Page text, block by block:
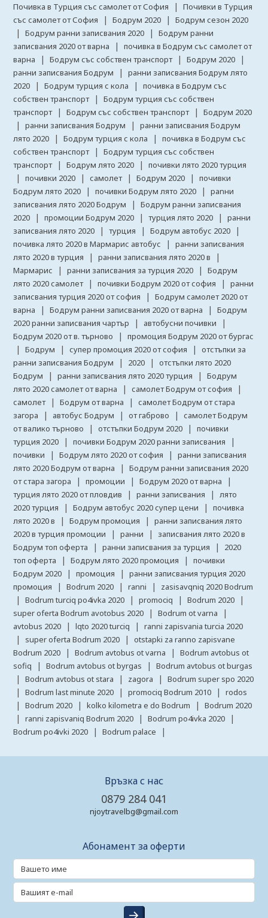
Почивка в Турция със самолет от София |Почивки в Турция
със самолет от София
|Бодрум 2020 |Бодрум сезон 2020
|Бодрум ранни записвания 2020 |Бодрум ранни
записвания 2020 от варна
|почивка в Бодрум със самолет от
варна
|Бодрум със собствен транспорт|Бодрум 2020 |
ранни записвания Бодрум |ранни записвания Бодрум лято
2020 |Бодрум турция с кола |почивка в Бодрум със
собствен транспорт|Бодрум турция със собствен
транспорт|Бодрум със собствен транспорт|Бодрум 2020
|ранни записвания Бодрум |ранни записвания Бодрум
лято 2020 |Бодрум турция с кола |почивка в Бодрум със
собствен транспорт|Бодрум турция със собствен
транспорт|Бодрум лято 2020 |почивки лято 2020 турция
|почивки 2020 |самолет|Бодрум 2020 |почивки
Бодрум лятo 2020 |почивки Бодрум лято 2020 |раnни
записвания лято 2020 Бодрум
|Бодрум ранни записвания
2020 |промоции Бодрум 2020 |турция лято 2020 |ранни
записвания лято 2020 |турция |Бодрум автобус 2020 |
почивка лято 2020 в Мармарис автобус |ранни записвания
лято 2020 в турция
|ранни записвания лято 2020 в |
Мармарис |ранни записвания за турция 2020 |Бодрум
лято 2020 самолет|почивки Бодрум 2020 от софия |ранни
записвания турция 2020 от софия
|Бодрум самолет 2020 от
варна
|Бодрум ранни записвания 2020 от варна |Бодрум
2020 ранни записвания чартър
| автобусни почивки |
Бодрум 2020 от в. търново |промоция Бодрум 2020 от бургас
|Бодрум |супер промоция 2020 от софия |отстъпки за
ранни записвания Бодрум
| 2020 |отстъпки лято 2020
Бодрум
|ранни записвания лято 2020 турция |Бодрум
лято 2020 самолет от варна
|самолет Бодрум от софия |
самолет|Бодрум от варна |самолет Бодрум от стара
загора
| автобус Бодрум |от габрово |самолет Бодрум
от валико търново
|отстъпки Бодрум 2020 |почивки
турция 2020 |почивки Бодрум 2020 ранни записвания |
почивки |Бодрум лято 2020 от софия |ранни записвания
лято 2020 Бодрум от варна
|Бодрум ранни записвания 2020
от стара загора
|промоции |Бодрум 2020 от варна |
турция лято 2020 от пловдив |ранни записвания |лято
2020 турция
|Бодрум автобус 2020 супер цени |почивка
лято 2020 в
|Бодрум промоция |ранни записвания лято
2020 в турция промоции
|ранни |записвания лято 2020 в
Бодрум топ оферта
|ранни записвания за турция | 2020
топ оферта
|Бодрум лято 2020 промоция |почивки
Бодрум 2020 |промоция |ранни записвания турция 2020
промоция
|Bodrum 2020 |ranni | zasisavqniq 2020 Bodrum
|Bodrum turciq po4ivka 2020 |promociq |Bodrum 2020 |
super oferta Bodrum avotobus 2020 |Bodrum ot varna |
avtobus 2020 |lqto 2020 turciq |ranni zapisvania turcia 2020
| super oferta Bodrum 2020 |otstapki za ranno zapisvane
Bodrum 2020 |Bodrum avtobus ot varna |Bodrum avtobus ot
sofiq
|Bodrum avtobus ot byrgas |Bodrum avtobus ot burgas
|Bodrum avtobus ot stara | zagora |Bodrum super spo 2020
|Bodrum last minute 2020 |promociq Bodrum 2010 |rodos
|Bodrum 2020 |kolko kilometra e do Bodrum |Bodrum 2020
|ranni zapisvaniq Bodrum 2020 |Bodrum po4ivka 2020 |
Bodrum po4ivki 2020 |Bodrum palace |
Връзка с нас
0879 284 041
njoytravelbg@gmail.com
Абонамент за оферти